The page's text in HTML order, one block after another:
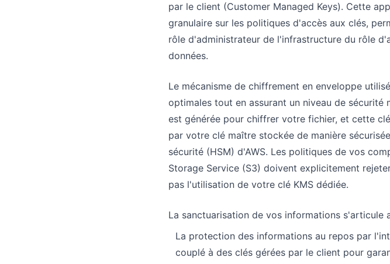
par le client (Customer Managed Keys). Cette
granulaire sur les politiques d'accès aux clés,
rôle d'administrateur de l'infrastructure du rôle
données.
Le mécanisme de chiffrement en enveloppe
optimales tout en assurant un niveau de sécurité
est générée pour chiffrer votre fichier, et cette
par votre clé maître stockée de manière
sécurité (HSM) d'AWS. Les politiques de vos
Storage Service (S3) doivent explicitement
pas l'utilisation de votre clé KMS dédiée.
La sanctuarisation de vos informations s'articule
La protection des informations au repos par
couplé à des clés gérées par le client pour